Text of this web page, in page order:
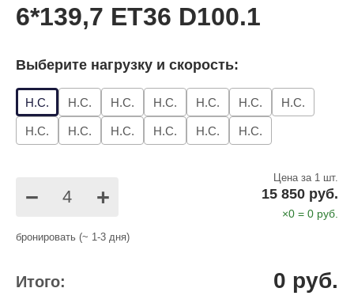
6*139,7 ET36 D100.1
Выберите нагрузку и скорость:
Н.С. Н.С. Н.С. Н.С. Н.С. Н.С. Н.С.
Н.С. Н.С. Н.С. Н.С. Н.С. Н.С.
− +
Цена за 1 шт.
15 850 руб.
×0 = 0 руб.
бронировать (~ 1-3 дня)
Итого: 0 руб.